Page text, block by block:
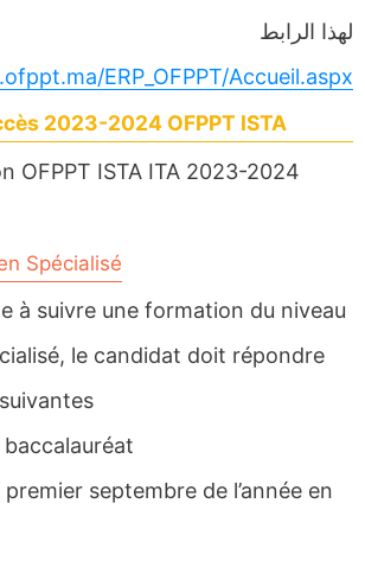
لهذا الرابط
ERP_OFPPT/Accueil.aspx
2023-2024 OFPPT ISTA
OFPPT ISTA ITA 2023-2024
Spécialisé
à suivre une formation du niveau
le candidat doit répondre
septembre de l’année en